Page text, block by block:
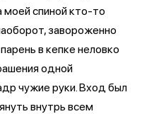
моей спиной кто-то
завороженно
в кепке неловко
одной
чужие руки. Вход был
внутрь всем